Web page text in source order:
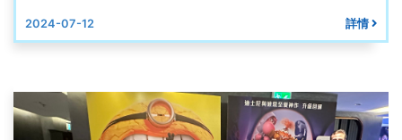
2024-07-12 詳情